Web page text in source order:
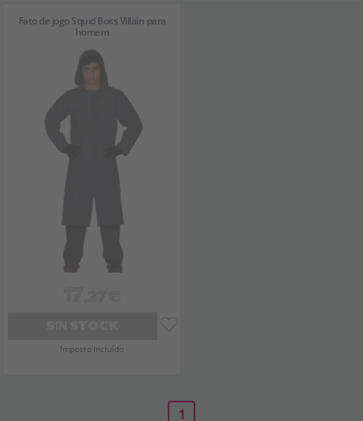
Fato de jogo Squid Boss Villain para
homem
Imposto Incluído
1